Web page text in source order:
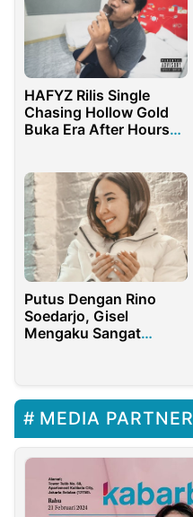
HAFYZ Rilis Single
Chasing Hollow Gold
Buka Era After Hours
Putus Dengan Rino
Soedarjo, Gisel
Mengaku Sangat
MEDIA PARTNER